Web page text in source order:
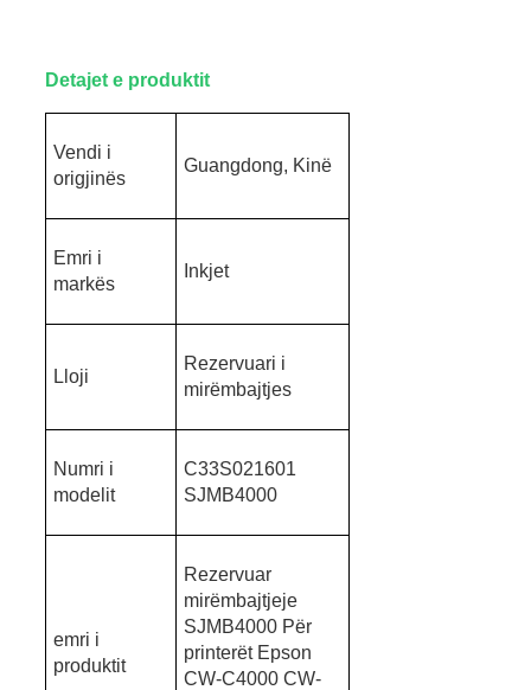
Detajet e produktit
Vendi i
origjinës
Guangdong, Kinë
Emri i
markës
Inkjet
Lloji
Rezervuari i
mirëmbajtjes
Numri i
modelit
C33S021601
SJMB4000
emri i
produktit
Rezervuar
mirëmbajtjeje
SJMB4000 Për
printerët Epson
CW-C4000 CW-